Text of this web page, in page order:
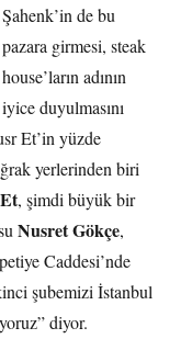
Şahenk’in de bu
pazara girmesi, steak
house’ların adının
iyice duyulmasını
Et’in yüzde
yerlerinden biri
, şimdi büyük bir
Nusret Gökçe,
Caddesi’nde
şubemizi İstanbul
diyor.